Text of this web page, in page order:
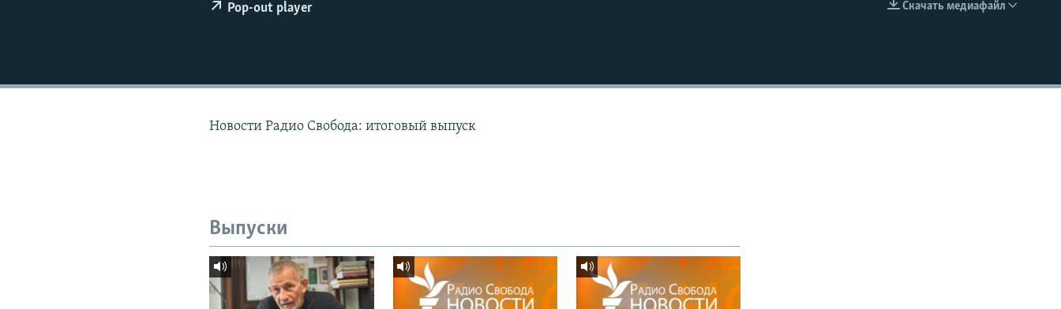
EMBED
Скачать медиафайл
Pop-out player
Новости Радио Свобода: итоговый выпуск
Выпуски